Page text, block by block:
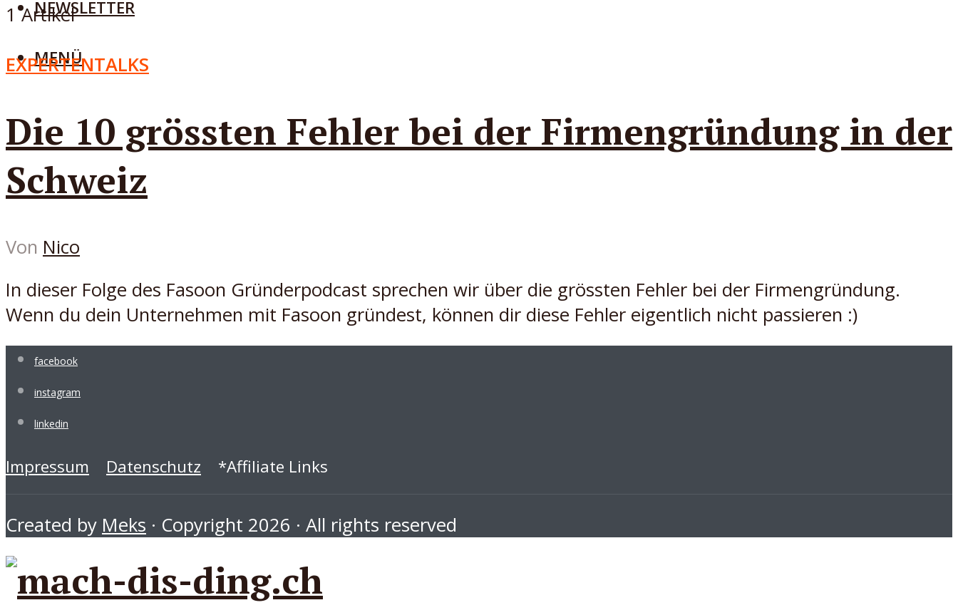
NEWSLETTER
MENÜ
1 Artikel
EXPERTENTALKS
Die 10 grössten Fehler bei der Firmengründung in der
Schweiz
Von Nico
In dieser Folge des Fasoon Gründerpodcast sprechen wir über die grössten Fehler bei der Firmengründung.
Wenn du dein Unternehmen mit Fasoon gründest, können dir diese Fehler eigentlich nicht passieren :)
facebook
instagram
linkedin
Impressum Datenschutz *Affiliate Links
Created by Meks · Copyright 2026 · All rights reserved